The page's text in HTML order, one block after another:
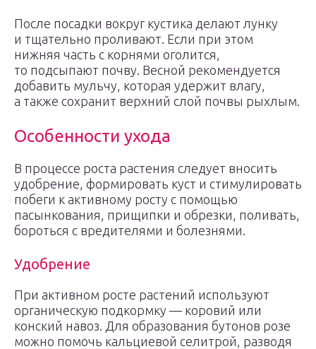
После посадки вокруг кустика делают лунку
и тщательно проливают. Если при этом
нижняя часть с корнями оголится,
то подсыпают почву. Весной рекомендуется
добавить мульчу, которая удержит влагу,
а также сохранит верхний слой почвы рыхлым.
Особенности ухода
В процессе роста растения следует вносить
удобрение, формировать куст и стимулировать
побеги к активному росту с помощью
пасынкования, прищипки и обрезки, поливать,
бороться с вредителями и болезнями.
Удобрение
При активном росте растений используют
органическую подкормку — коровий или
конский навоз. Для образования бутонов розе
можно помочь кальциевой селитрой, разводя